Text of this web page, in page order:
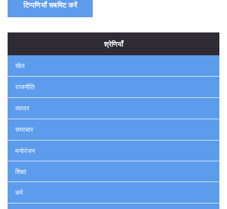
टिप्पणियाँ सबमिट करें
श्रेणियाँ
खेल
राजनीति
व्यापार
समाचार
मनोरंजन
शिक्षा
धर्म